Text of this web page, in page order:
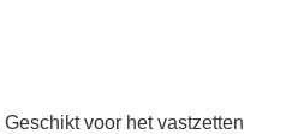
Geschikt voor het vastzetten